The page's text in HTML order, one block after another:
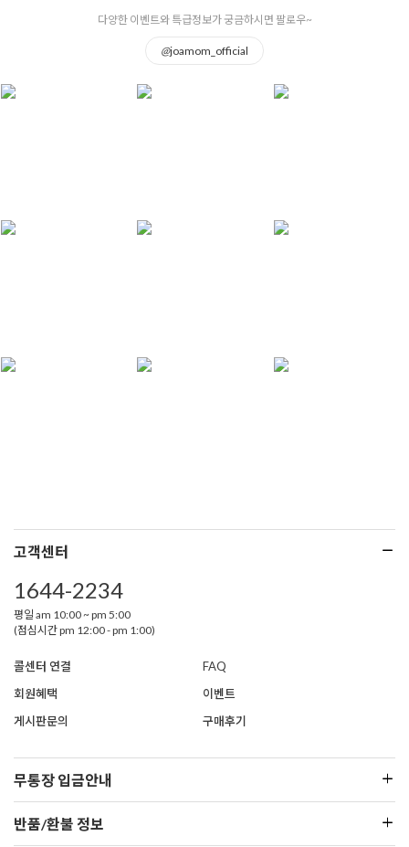
다양한 이벤트와 특급정보가 궁금하시면 팔로우~
@joamom_official
고객센터
1644-2234
평일 am 10:00 ~ pm 5:00
(점심시간 pm 12:00 - pm 1:00)
콜센터 연결
FAQ
회원혜택
이벤트
게시판문의
구매후기
무통장 입금안내
반품/환불 정보